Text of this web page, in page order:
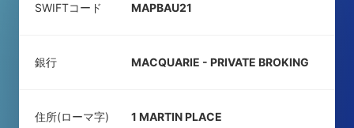
SWIFTコード MAPBAU21
銀行 MACQUARIE - PRIVATE BROKING
住所(ローマ字) 1 MARTIN PLACE